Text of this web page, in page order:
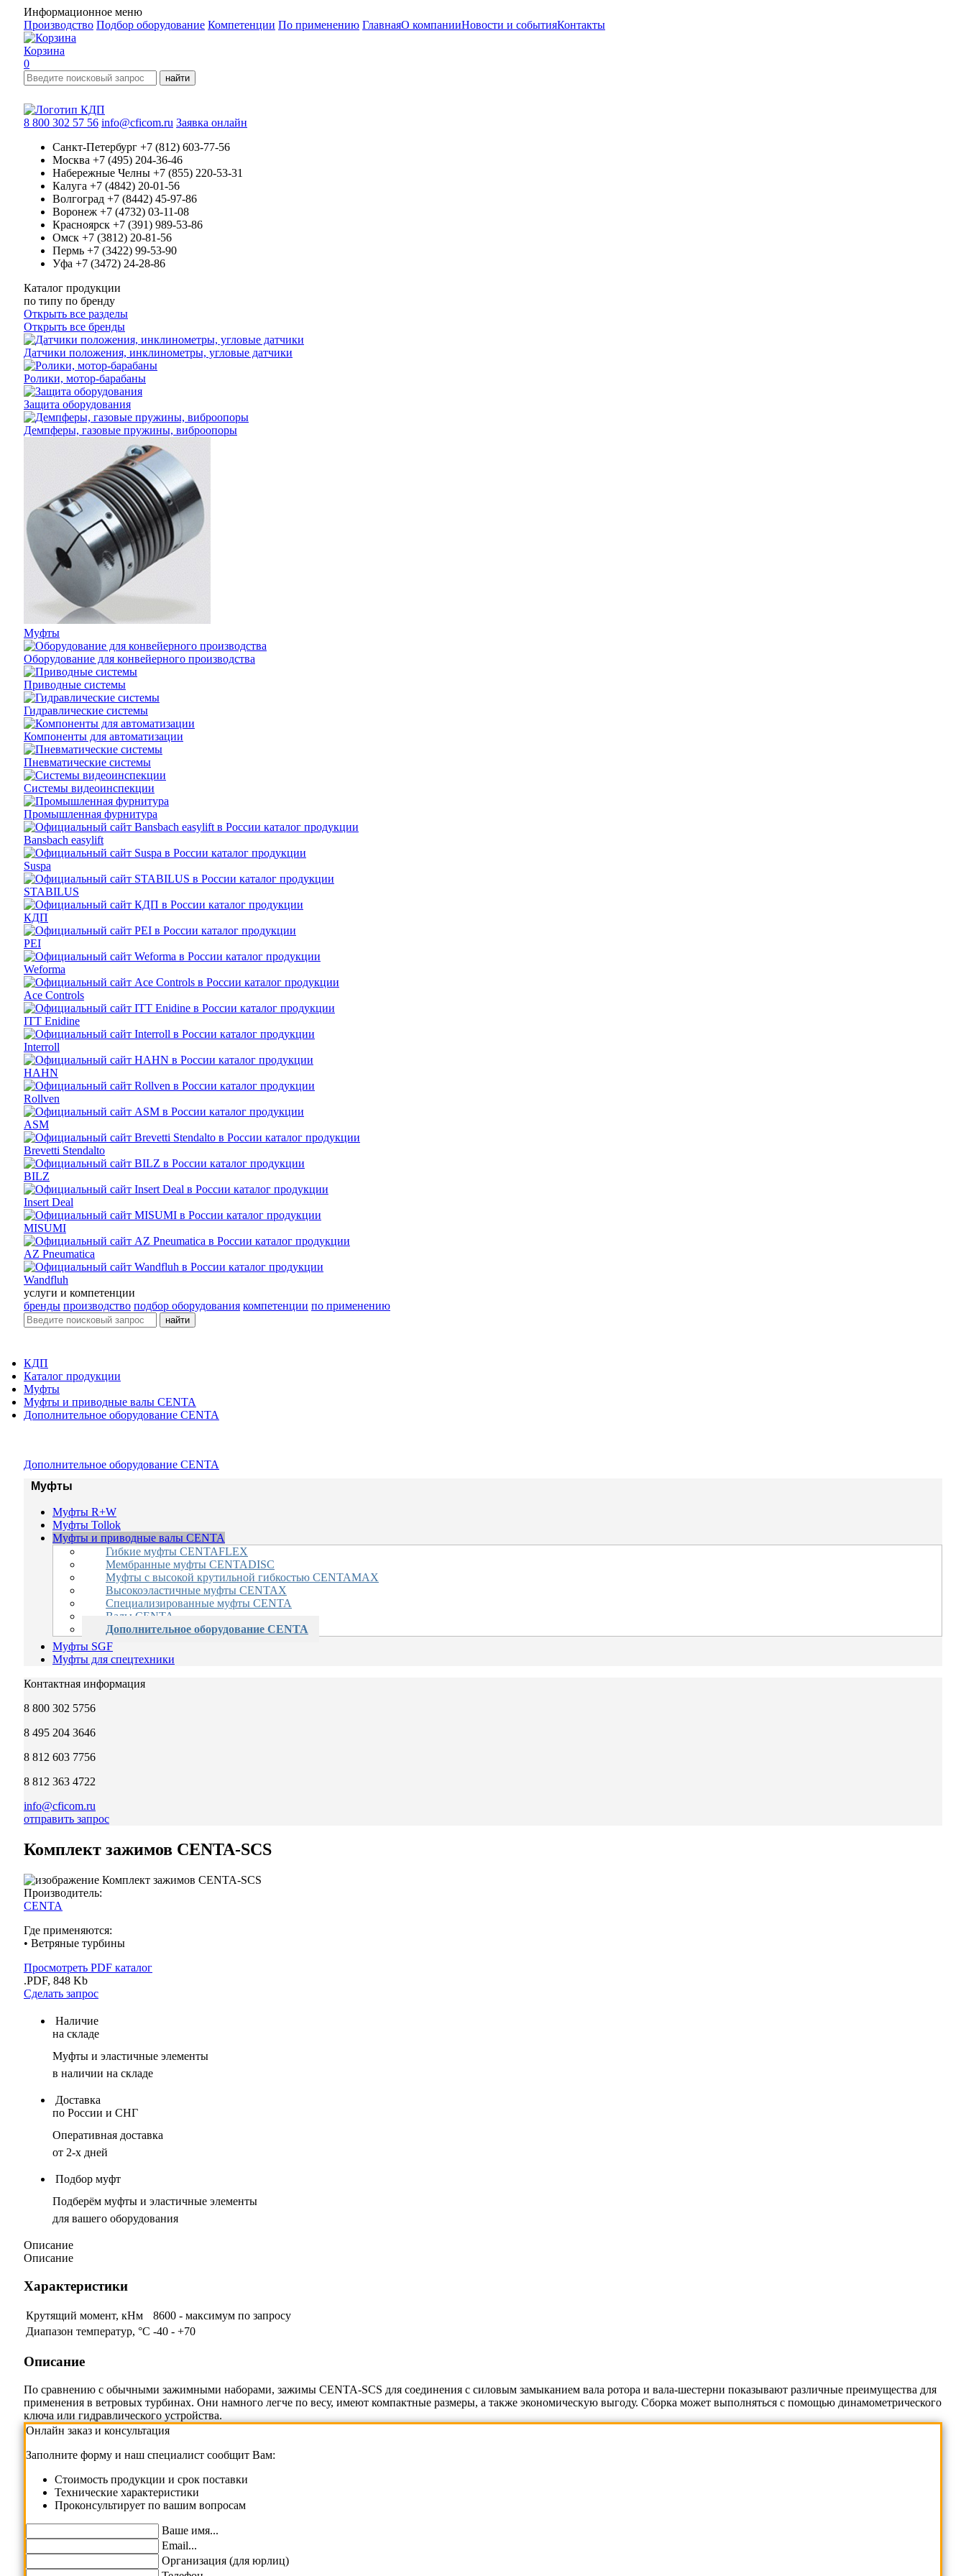
Информационное меню
Производство Подбор оборудование Компетенции По применению ГлавнаяО компанииНовости и событияКонтакты
Корзина
0
найти
8 800 302 57 56 info@cficom.ru Заявка онлайн
Санкт-Петербург +7 (812) 603-77-56
Москва +7 (495) 204-36-46
Набережные Челны +7 (855) 220-53-31
Калуга +7 (4842) 20-01-56
Волгоград +7 (8442) 45-97-86
Воронеж +7 (4732) 03-11-08
Красноярск +7 (391) 989-53-86
Омск +7 (3812) 20-81-56
Пермь +7 (3422) 99-53-90
Уфа +7 (3472) 24-28-86
Каталог продукции
по типу по бренду
Открыть все разделы
Открыть все бренды
Датчики положения, инклинометры, угловые датчики
Ролики, мотор-барабаны
Защита оборудования
Демпферы, газовые пружины, виброопоры
Муфты
Оборудование для конвейерного производства
Приводные системы
Гидравлические системы
Компоненты для автоматизации
Пневматические системы
Системы видеоинспекции
Промышленная фурнитура
Bansbach easylift
Suspa
STABILUS
КДП
PEI
Weforma
Ace Controls
ITT Enidine
Interroll
HAHN
Rollven
ASM
Brevetti Stendalto
BILZ
Insert Deal
MISUMI
AZ Pneumatica
Wandfluh
услуги и компетенции
бренды производство подбор оборудования компетенции по применению
найти
КДП
Каталог продукции
Муфты
Муфты и приводные валы CENTA
Дополнительное оборудование CENTA
Дополнительное оборудование CENTA
Муфты
Муфты R+W
Муфты Tollok
Муфты и приводные валы CENTA
Гибкие муфты CENTAFLEX
Мембранные муфты CENTADISC
Муфты с высокой крутильной гибкостью CENTAMAX
Высокоэластичные муфты CENTAX
Специализированные муфты CENTA
Валы CENTA
Дополнительное оборудование CENTA
Муфты SGF
Муфты для спецтехники
Контактная информация
8 800 302 5756
8 495 204 3646
8 812 603 7756
8 812 363 4722
info@cficom.ru
отправить запрос
Комплект зажимов CENTA-SCS
Производитель:
CENTA
Где применяются:
• Ветряные турбины
Просмотреть PDF каталог
.PDF, 848 Kb
Сделать запрос
Наличие
на складе
Муфты и эластичные элементы
в наличии на складе
Доставка
по России и СНГ
Оперативная доставка
от 2-х дней
Подбор муфт
Подберём муфты и эластичные элементы
для вашего оборудования
Описание
Описание
Характеристики
Крутящий момент, кНм
8600 - максимум по запросу
Диапазон температур, °C -40 - +70
Описание
По сравнению с обычными зажимными наборами, зажимы CENTA-SCS для соединения с силовым замыканием вала ротора и вала-шестерни показывают различные преимущества для
применения в ветровых турбинах. Они намного легче по весу, имеют компактные размеры, а также экономическую выгоду. Сборка может выполняться с помощью динамометрического
ключа или гидравлического устройства.
Онлайн заказ и консультация
Заполните форму и наш специалист сообщит Вам:
Cтоимость продукции и срок поставки
Технические характеристики
Проконсультирует по вашим вопросам
Ваше имя...
Email...
Организация (для юрлиц)